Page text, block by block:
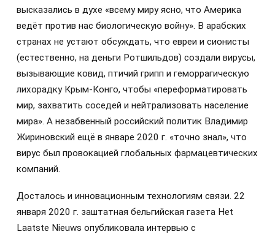
высказались в духе «всему миру ясно, что Америка
ведёт против нас биологическую войну». В арабских
странах не устают обсуждать, что евреи и сионисты
(естественно, на деньги Ротшильдов) создали вирусы,
вызывающие ковид, птичий грипп и геморрагическую
лихорадку Крым-Конго, чтобы «переформатировать
мир, захватить соседей и нейтрализовать население
мира». А незабвенный российский политик Владимир
Жириновский ещё в январе 2020 г. «точно знал», что
вирус был провокацией глобальных фармацевтических
компаний.
Досталось и инновационным технологиям связи. 22
января 2020 г. заштатная бельгийская газета Het
Laatste Nieuws опубликовала интервью с